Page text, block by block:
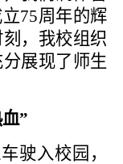
75周年的辉
，我校组织
展现了师生
”
驶入校园，